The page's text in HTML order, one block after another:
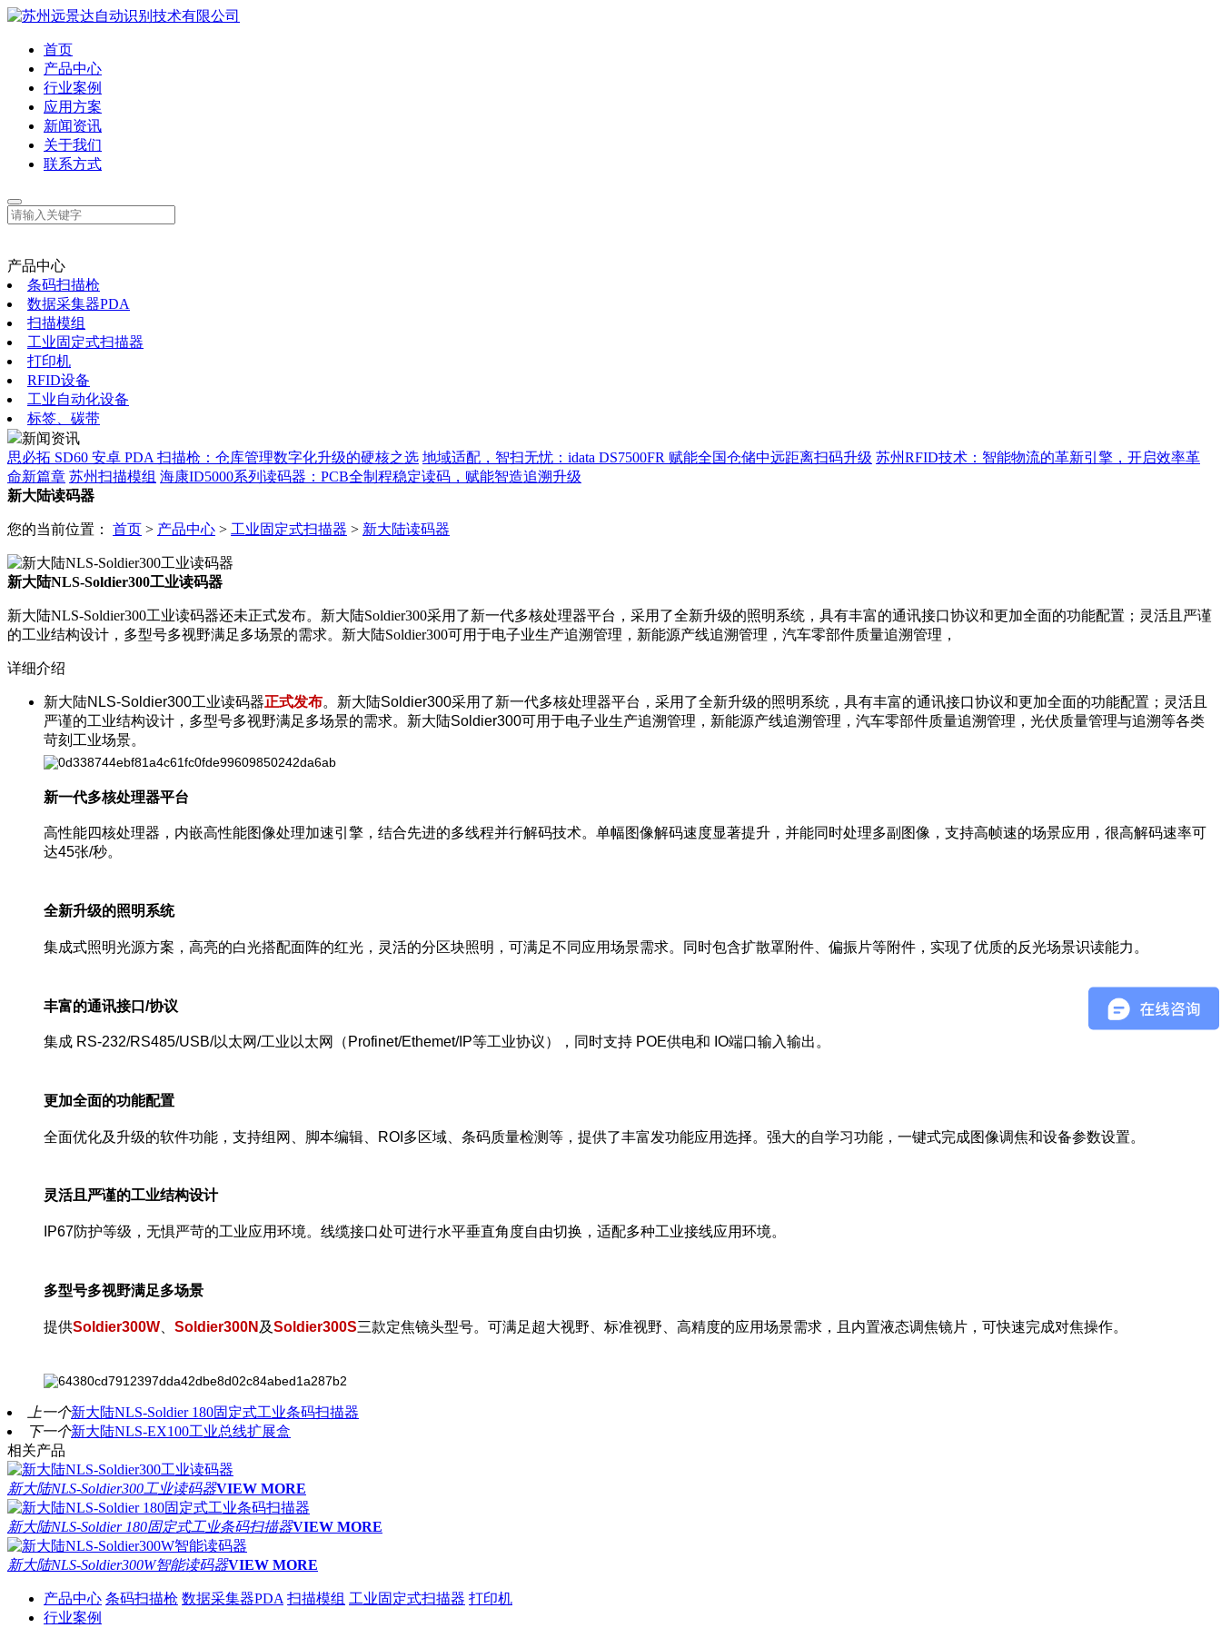
首页
产品中心
行业案例
应用方案
新闻资讯
关于我们
联系方式
产品中心
条码扫描枪
数据采集器PDA
扫描模组
工业固定式扫描器
打印机
RFID设备
工业自动化设备
标签、碳带
新闻资讯
思必拓 SD60 安卓 PDA 扫描枪：仓库管理数字化升级的硬核之选 地域适配，智扫无忧：idata DS7500FR 赋能全国仓储中远距离扫码升级 苏州RFID技术：智能物流的革新引擎，开启效率革
命新篇章 苏州扫描模组 海康ID5000系列读码器：PCB全制程稳定读码，赋能智造追溯升级
新大陆读码器
您的当前位置： 首页 > 产品中心 > 工业固定式扫描器 > 新大陆读码器
新大陆NLS-Soldier300工业读码器
新大陆NLS-Soldier300工业读码器还未正式发布。新大陆Soldier300采用了新一代多核处理器平台，采用了全新升级的照明系统，具有丰富的通讯接口协议和更加全面的功能配置；灵活且严谨
的工业结构设计，多型号多视野满足多场景的需求。新大陆Soldier300可用于电子业生产追溯管理，新能源产线追溯管理，汽车零部件质量追溯管理，
详细介绍
新大陆NLS-Soldier300工业读码器正式发布。新大陆Soldier300采用了新一代多核处理器平台，采用了全新升级的照明系统，具有丰富的通讯接口协议和更加全面的功能配置；灵活且
严谨的工业结构设计，多型号多视野满足多场景的需求。新大陆Soldier300可用于电子业生产追溯管理，新能源产线追溯管理，汽车零部件质量追溯管理，光伏质量管理与追溯等各类
苛刻工业场景。
新一代多核处理器平台
高性能四核处理器，内嵌高性能图像处理加速引擎，结合先进的多线程并行解码技术。单幅图像解码速度显著提升，并能同时处理多副图像，支持高帧速的场景应用，很高解码速率可
达45张/秒。
全新升级的照明系统
集成式照明光源方案，高亮的白光搭配面阵的红光，灵活的分区块照明，可满足不同应用场景需求。同时包含扩散罩附件、偏振片等附件，实现了优质的反光场景识读能力。
丰富的通讯接口/协议
集成 RS-232/RS485/USB/以太网/工业以太网（Profinet/Ethemet/IP等工业协议），同时支持 POE供电和 IO端口输入输出。
更加全面的功能配置
全面优化及升级的软件功能，支持组网、脚本编辑、ROI多区域、条码质量检测等，提供了丰富发功能应用选择。强大的自学习功能，一键式完成图像调焦和设备参数设置。
灵活且严谨的工业结构设计
IP67防护等级，无惧严苛的工业应用环境。线缆接口处可进行水平垂直角度自由切换，适配多种工业接线应用环境。
多型号多视野满足多场景
提供Soldier300W Soldier300N 及Soldier300S三款定焦镜头型号。可满足超大视野、标准视野、高精度的应用场景需求，且内置液态调焦镜片，可快速完成对焦操作。
上一个新大陆NLS-Soldier 180固定式工业条码扫描器
下一个新大陆NLS-EX100工业总线扩展盒
相关产品
新大陆NLS-Soldier300工业读码器VIEW MORE
新大陆NLS-Soldier 180固定式工业条码扫描器VIEW MORE
新大陆NLS-Soldier300W智能读码器VIEW MORE
产品中心 条码扫描枪 数据采集器PDA 扫描模组 工业固定式扫描器 打印机
行业案例